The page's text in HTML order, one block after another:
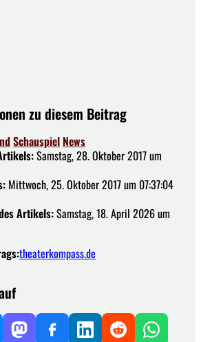
zu diesem Beitrag
Schauspiel News
Samstag, 28. Oktober 2017 um
Mittwoch, 25. Oktober 2017 um 07:37:04
Artikels:Samstag, 18. April 2026 um
theaterkompass.de